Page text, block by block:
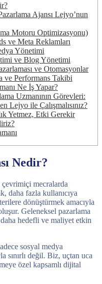
Ajansı Lejyo’nun
Motoru Optimizasyonu)
ve Meta Reklamları
Yönetimi
ve Blog Yönetimi
ve Otomasyonlar
ve Performans Takibi
Ne İş Yapar?
Uzmanının Görevleri:
Lejyo ile Çalışmalısınız?
Yetmez, Etki Gerekir
Nedir?
çevrimiçi mecralarda
daha fazla kullanıcıya
dönüştürmek amacıyla
Geleneksel pazarlama
hedefli ve maliyet etkin
sosyal medya
sınırlı değil. Biz, uçtan uca
özel kapsamlı dijital